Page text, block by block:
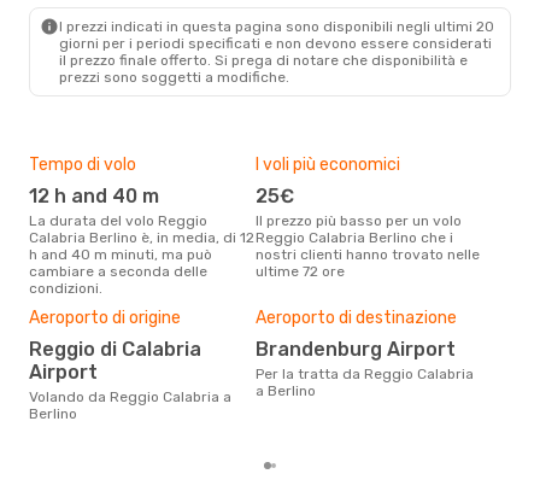
I prezzi indicati in questa pagina sono disponibili negli ultimi 20
giorni per i periodi specificati e non devono essere considerati
il ​​prezzo finale offerto. Si prega di notare che disponibilità e
prezzi sono soggetti a modifiche.
Tempo di volo
12 h and 40 m
La durata del volo Reggio
Calabria Berlino è, in media, di 12
h and 40 m minuti, ma può
cambiare a seconda delle
condizioni.
I voli più economici
25€
Il prezzo più basso per un volo
Reggio Calabria Berlino che i
nostri clienti hanno trovato nelle
ultime 72 ore
Aeroporto di origine
Reggio di Calabria
Airport
Volando da Reggio Calabria a
Berlino
Aeroporto di destinazione
Brandenburg Airport
Per la tratta da Reggio Calabria
a Berlino